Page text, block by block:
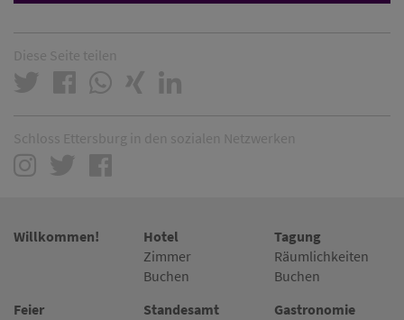
Diese Seite teilen
Schloss Ettersburg in den sozialen Netzwerken
Willkommen!
Hotel
Zimmer
Buchen
Tagung
Räumlichkeiten
Buchen
Feier
Standesamt Gastronomie